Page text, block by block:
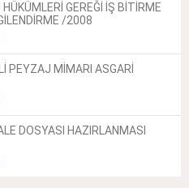
GEREĞİ İŞ BİTİRME
/2008
PEYZAJ MİMARI ASGARİ
DOSYASI HAZIRLANMASI